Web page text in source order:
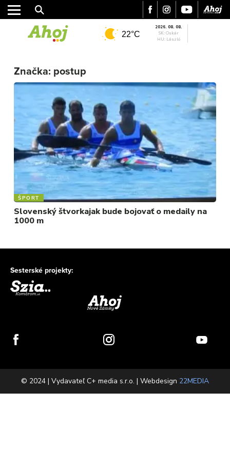
ŠPORT
FOTKY
VIDEO
MIX
22°C
2026. 08. 08.
SK: Oskár
HU: László
Značka: postup
ŠPORT
Slovenský štvorkajak bude bojovať o medaily na
1000 m
Sesterské projekty:
© 2024 | Vydavateľ C+ media s.r.o. | Webdesign 22MEDIA